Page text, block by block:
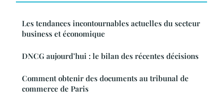
Les tendances incontournables actuelles du secteur
business et économique
DNCG aujourd’hui : le bilan des récentes décisions
Comment obtenir des documents au tribunal de
commerce de Paris